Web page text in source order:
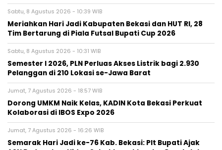
Sabtu, 8 Agustus 2026 - 10:39 WIB
Meriahkan Hari Jadi Kabupaten Bekasi dan HUT RI, 28
Tim Bertarung di Piala Futsal Bupati Cup 2026
Sabtu, 8 Agustus 2026 - 10:31 WIB
Semester I 2026, PLN Perluas Akses Listrik bagi 2.930
Pelanggan di 210 Lokasi se-Jawa Barat
Jumat, 7 Agustus 2026 - 18:57 WIB
Dorong UMKM Naik Kelas, KADIN Kota Bekasi Perkuat
Kolaborasi di IBOS Expo 2026
Jumat, 7 Agustus 2026 - 16:26 WIB
‎Semarak Hari Jadi ke-76 Kab. Bekasi: Plt Bupati Ajak